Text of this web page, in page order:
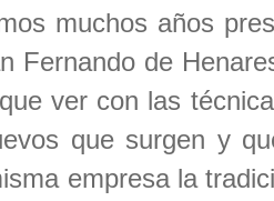
muchos años
Fernando de
ver con las
que surgen y
empresa la